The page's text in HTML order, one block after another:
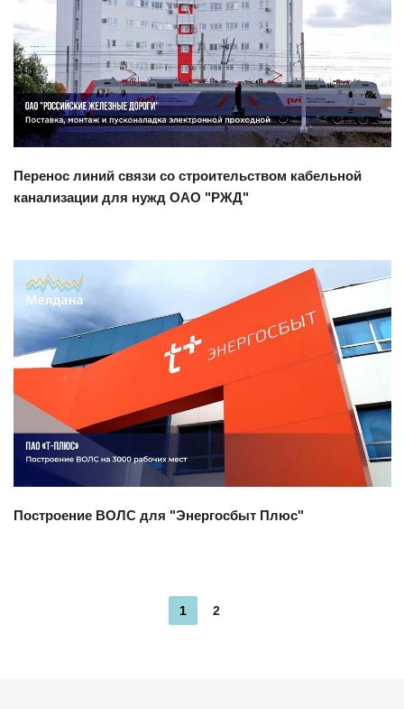
Смотреть проект
Перенос линий связи со строительством кабельной
канализации для нужд ОАО "РЖД"
Смотреть проект
Построение ВОЛС для "Энергосбыт Плюс"
1 2